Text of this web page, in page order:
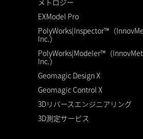
メトロジー
EXModel Pro
PolyWorks|Inspector™（
Inc.）
PolyWorks|Modeler™（
Inc.）
Geomagic Design X
Geomagic Control X
3Dリバースエンジニアリング
3D測定サービス